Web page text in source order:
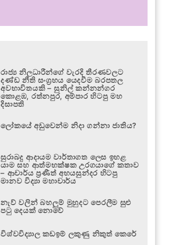
රාජ්‍ය නිලධාරීන්ගේ වැරදි තීරණවලට
දණ්ඩ නීති සංග්‍රහය යෙදවීම බරපතල
අවභාවිතයකි – සුනිල් කන්නන්ගර
කොළඹ, රත්නපුර, අම්පාර හිටපු මහ
දිසාපති
ලෝකයේ අඩුවෙන්ම නිදා ගන්නා ජාතිය?
සුරාබදු ආදායම වාර්තාගත ලෙස ඉහළ
යාම සහ ආත්මභක්ෂක උරගයාගේ කතාව
– ආචාර්ය ප්‍රණීත් අභයසුන්දර හිටපු
මානව විද්‍යා මහාචාර්ය
නැව් වලින් බහලුම් මුහුදට පෙරලීම සුළු
පටු දෙයක් නොවේ
විශ්වවිද්‍යාල කඩඉම් ලකුණු නිකුත් කෙරේ